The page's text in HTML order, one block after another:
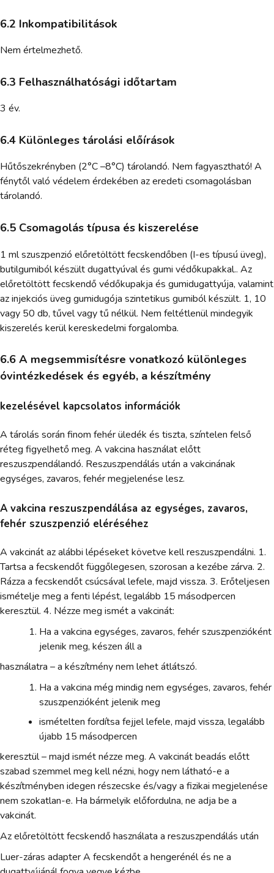
6.2 Inkompatibilitások
Nem értelmezhető.
6.3 Felhasználhatósági időtartam
3 év.
6.4 Különleges tárolási előírások
Hűtőszekrényben (2°C –8°C) tárolandó. Nem fagyasztható! A
fénytől való védelem érdekében az eredeti csomagolásban
tárolandó.
6.5 Csomagolás típusa és kiszerelése
1 ml szuszpenzió előretöltött fecskendőben (I-es típusú üveg),
butilgumiból készült dugattyúval és gumi védőkupakkal.. Az
előretöltött fecskendő védőkupakja és gumidugattyúja, valamint
az injekciós üveg gumidugója szintetikus gumiból készült. 1, 10
vagy 50 db, tűvel vagy tű nélkül. Nem feltétlenül mindegyik
kiszerelés kerül kereskedelmi forgalomba.
6.6 A megsemmisítésre vonatkozó különleges
óvintézkedések és egyéb, a készítmény
kezelésével kapcsolatos információk
A tárolás során finom fehér üledék és tiszta, színtelen felső
réteg figyelhető meg. A vakcina használat előtt
reszuszpendálandó. Reszuszpendálás után a vakcinának
egységes, zavaros, fehér megjelenése lesz.
A vakcina reszuszpendálása az egységes, zavaros,
fehér szuszpenzió eléréséhez
A vakcinát az alábbi lépéseket követve kell reszuszpendálni. 1.
Tartsa a fecskendőt függőlegesen, szorosan a kezébe zárva. 2.
Rázza a fecskendőt csúcsával lefele, majd vissza. 3. Erőteljesen
ismételje meg a fenti lépést, legalább 15 másodpercen
keresztül. 4. Nézze meg ismét a vakcinát:
Ha a vakcina egységes, zavaros, fehér szuszpenzióként
jelenik meg, készen áll a
használatra – a készítmény nem lehet átlátszó.
Ha a vakcina még mindig nem egységes, zavaros, fehér
szuszpenzióként jelenik meg
ismételten fordítsa fejjel lefele, majd vissza, legalább
újabb 15 másodpercen
keresztül – majd ismét nézze meg. A vakcinát beadás előtt
szabad szemmel meg kell nézni, hogy nem látható-e a
készítményben idegen részecske és/vagy a fizikai megjelenése
nem szokatlan-e. Ha bármelyik előfordulna, ne adja be a
vakcinát.
Az előretöltött fecskendő használata a reszuszpendálás után
Luer-záras adapter A fecskendőt a hengerénél és ne a